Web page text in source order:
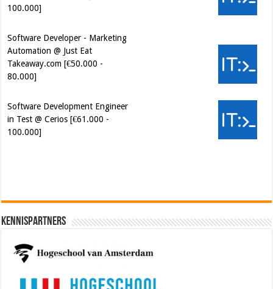
100.000]
Software Developer - Marketing
Automation @ Just Eat
Takeaway.com [€50.000 -
80.000]
Software Development Engineer
in Test @ Cerios [€61.000 -
100.000]
Kennispartners